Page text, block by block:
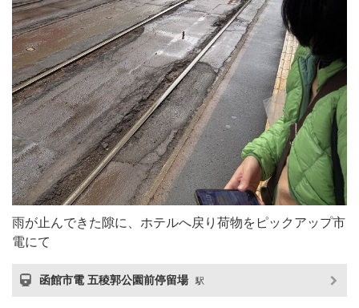
雨が止んできた隙に、ホテルへ戻り荷物をピックアップ市
電にて
函館市電 五稜郭公園前停留場 駅